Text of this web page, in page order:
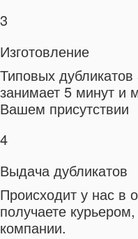
3
Изготовление
Типовых
занимает 5 минут и
Вашем присутствии
4
Выдача дубликатов
Происходит у нас в
получаете
компании.